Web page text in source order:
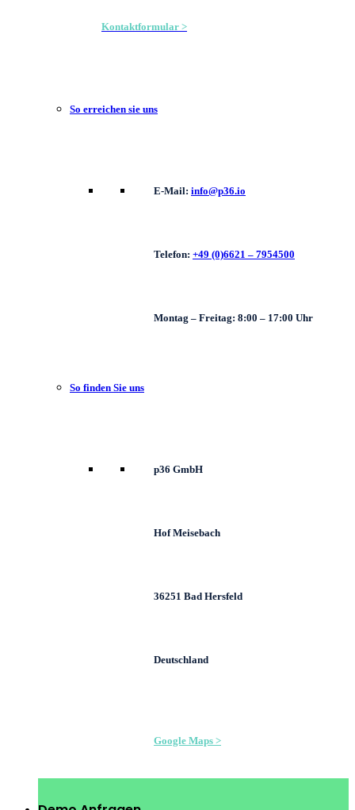
Kontaktformular >
So erreichen sie uns
E-Mail: info@p36.io
Telefon: +49 (0)6621 – 7954500
Montag – Freitag: 8:00 – 17:00 Uhr
So finden Sie uns
p36 GmbH
Hof Meisebach
36251 Bad Hersfeld
Deutschland
Google Maps >